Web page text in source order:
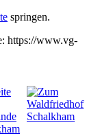
springen.
https://www.vg-